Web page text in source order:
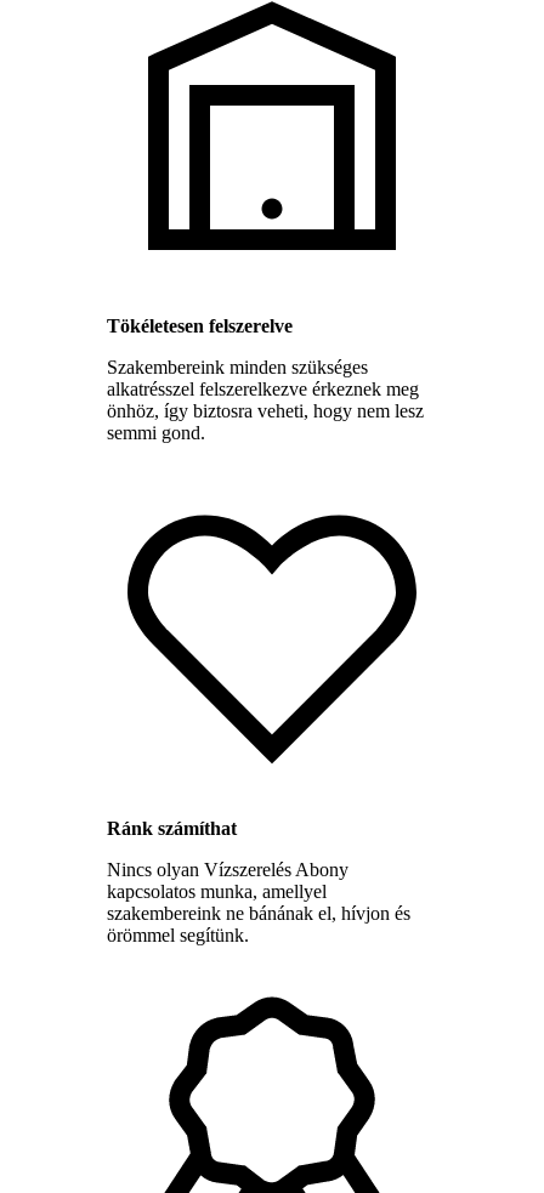
Tökéletesen felszerelve
Szakembereink minden szükséges
alkatrésszel felszerelkezve érkeznek meg
önhöz, így biztosra veheti, hogy nem lesz
semmi gond.
Ránk számíthat
Nincs olyan Vízszerelés Abony
kapcsolatos munka, amellyel
szakembereink ne bánának el, hívjon és
örömmel segítünk.